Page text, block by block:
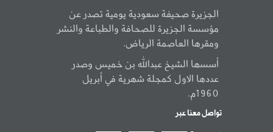
الجزيرة صحيفة سعودية يومية تصدر عن
مؤسسة الجزيرة للصحافة والطباعة والنشر
ومقرها العاصمة الرياض.
أسسها الشيخ عبدالله بن خميس وصدر
عددها الاول كمجلة شهرية في أبريل
1960م.
تواصل معنا عبر